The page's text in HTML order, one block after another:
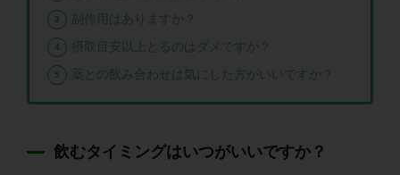
副作用はありますか？
摂取目安以上とるのはダメですか？
薬との飲み合わせは気にした方がいいですか？
飲むタイミングはいつがいいですか？